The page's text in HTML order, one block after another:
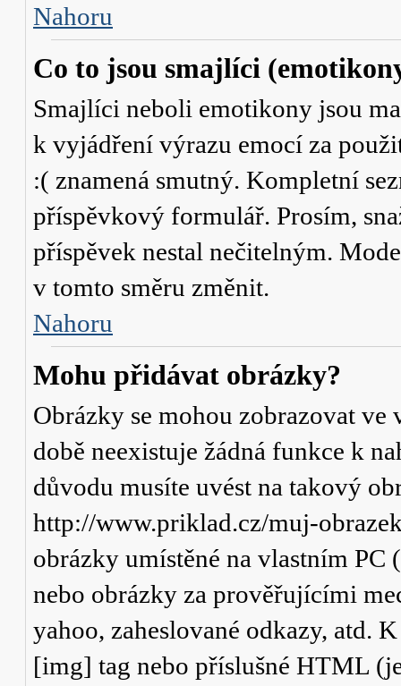
Nahoru
Co to jsou smajlíci
Smajlíci neboli emotikony jsou
k vyjádření výrazu emocí za
:( znamená smutný. Kompletní
příspěvkový formulář. Prosím,
příspěvek nestal nečitelným.
v tomto směru změnit.
Nahoru
Mohu přidávat obrázky?
Obrázky se mohou zobrazovat
době neexistuje žádná funkce k
důvodu musíte uvést na takový
http://www.priklad.cz/muj-
obrázky umístěné na vlastním PC
nebo obrázky za prověřujícími
yahoo, zaheslované odkazy, atd.
[img] tag nebo příslušné HTML